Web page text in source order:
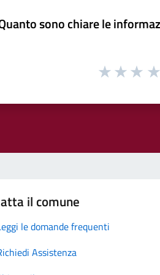
sono chiare le
il comune
le domande frequenti
Assistenza